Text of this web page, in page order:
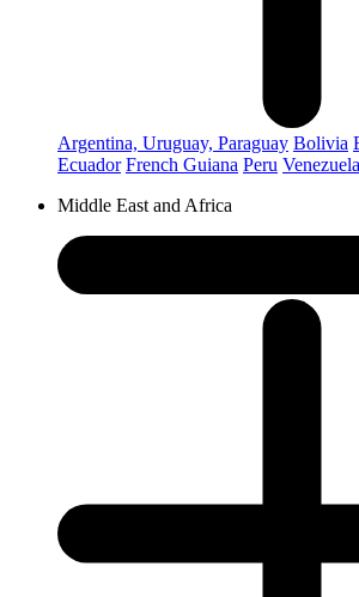
Argentina, Uruguay, Paraguay Bolivia
Ecuador French Guiana Peru Venezuela
Middle East and Africa